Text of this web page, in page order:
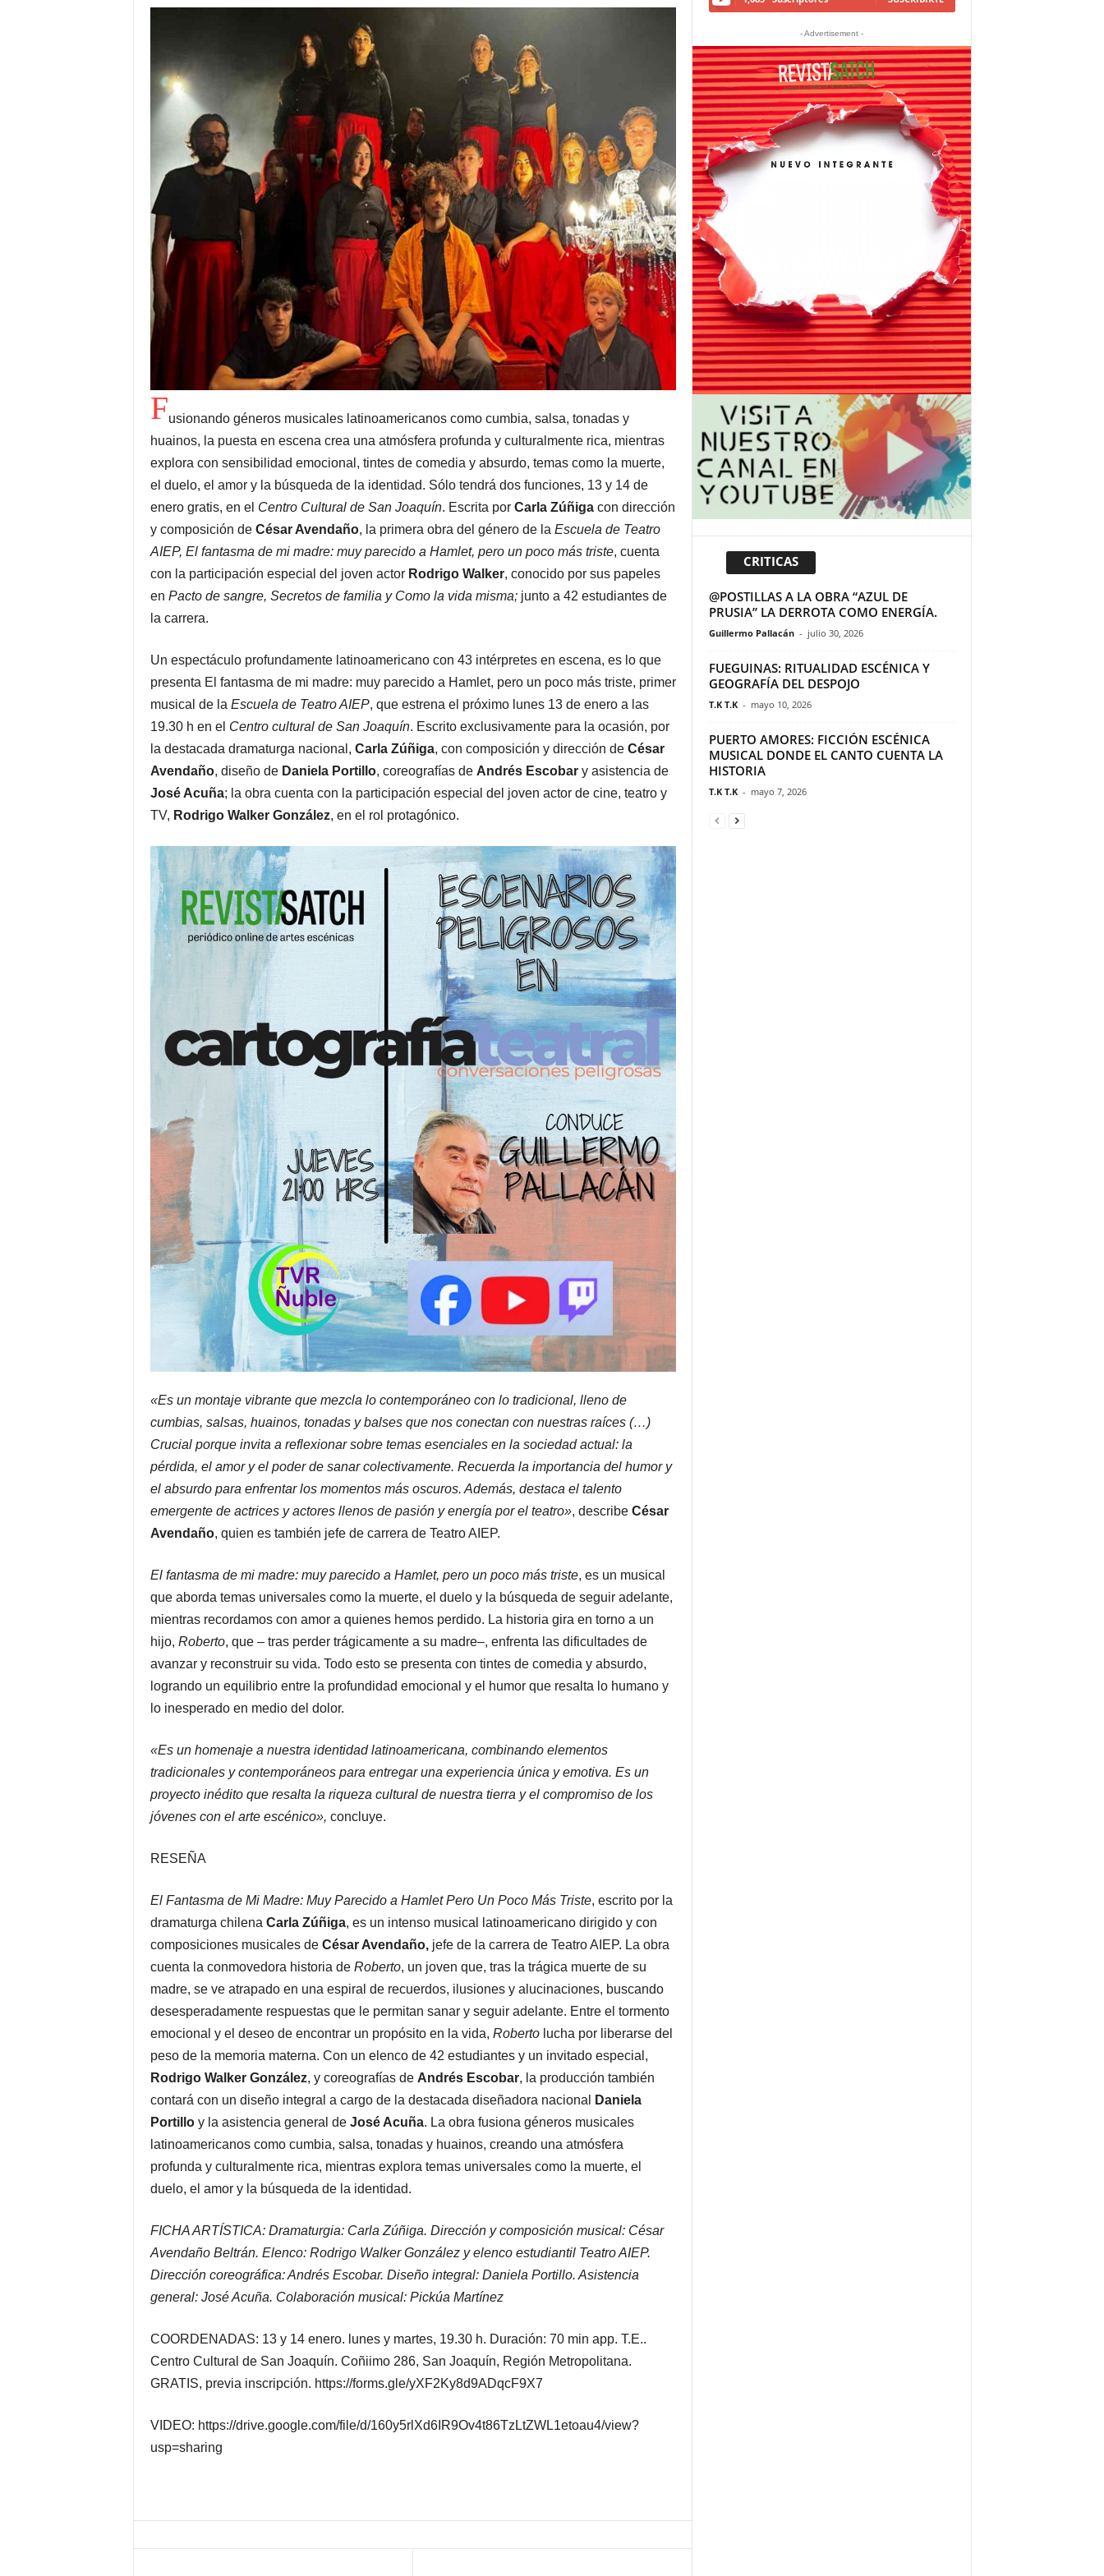
Fusionando géneros musicales latinoamericanos como cumbia, salsa, tonadas y
huainos, la puesta en escena crea una atmósfera profunda y culturalmente rica, mientras
explora con sensibilidad emocional, tintes de comedia y absurdo, temas como la muerte,
el duelo, el amor y la búsqueda de la identidad. Sólo tendrá dos funciones, 13 y 14 de
enero gratis, en el Centro Cultural de San Joaquín. Escrita por Carla Zúñigacon dirección
y composición de César Avendaño, la primera obra del género de la Escuela de Teatro
AIEP, El fantasma de mi madre: muy parecido a Hamlet, pero un poco más triste, cuenta
con la participación especial del joven actor Rodrigo Walker, conocido por sus papeles
en Pacto de sangre, Secretos de familia y Como la vida misma;junto a 42 estudiantes de
la carrera.
Un espectáculo profundamente latinoamericano con 43 intérpretes en escena, es lo que
presenta El fantasma de mi madre: muy parecido a Hamlet, pero un poco más triste, primer
musical de la Escuela de Teatro AIEP, que estrena el próximo lunes 13 de enero a las
19.30 h en el Centro cultural de San Joaquín. Escrito exclusivamente para la ocasión, por
la destacada dramaturga nacional, Carla Zúñiga, con composición y dirección de César
Avendaño, diseño de Daniela Portillo, coreografías de Andrés Escobary asistencia de
José Acuña; la obra cuenta con la participación especial del joven actor de cine, teatro y
TV, Rodrigo Walker González, en el rol protagónico.
«Es un montaje vibrante que mezcla lo contemporáneo con lo tradicional, lleno de
cumbias, salsas, huainos, tonadas y balses que nos conectan con nuestras raíces (…)
Crucial porque invita a reflexionar sobre temas esenciales en la sociedad actual: la
pérdida, el amor y el poder de sanar colectivamente. Recuerda la importancia del humor y
el absurdo para enfrentar los momentos más oscuros. Además, destaca el talento
emergente de actrices y actores llenos de pasión y energía por el teatro», describe César
Avendaño, quien es también jefe de carrera de Teatro AIEP.
El fantasma de mi madre: muy parecido a Hamlet, pero un poco más triste, es un musical
que aborda temas universales como la muerte, el duelo y la búsqueda de seguir adelante,
mientras recordamos con amor a quienes hemos perdido. La historia gira en torno a un
hijo, Roberto, que – tras perder trágicamente a su madre–, enfrenta las dificultades de
avanzar y reconstruir su vida. Todo esto se presenta con tintes de comedia y absurdo,
logrando un equilibrio entre la profundidad emocional y el humor que resalta lo humano y
lo inesperado en medio del dolor.
«Es un homenaje a nuestra identidad latinoamericana, combinando elementos
tradicionales y contemporáneos para entregar una experiencia única y emotiva. Es un
proyecto inédito que resalta la riqueza cultural de nuestra tierra y el compromiso de los
jóvenes con el arte escénico», concluye.
RESEÑA
El Fantasma de Mi Madre: Muy Parecido a Hamlet Pero Un Poco Más Triste, escrito por la
dramaturga chilena Carla Zúñiga, es un intenso musical latinoamericano dirigido y con
composiciones musicales de César Avendaño,jefe de la carrera de Teatro AIEP. La obra
cuenta la conmovedora historia de Roberto, un joven que, tras la trágica muerte de su
madre, se ve atrapado en una espiral de recuerdos, ilusiones y alucinaciones, buscando
desesperadamente respuestas que le permitan sanar y seguir adelante. Entre el tormento
emocional y el deseo de encontrar un propósito en la vida, Robertolucha por liberarse del
peso de la memoria materna. Con un elenco de 42 estudiantes y un invitado especial,
Rodrigo Walker González, y coreografías de Andrés Escobar, la producción también
contará con un diseño integral a cargo de la destacada diseñadora nacional
Daniela
Portilloy la asistencia general de José Acuña. La obra fusiona géneros musicales
latinoamericanos como cumbia, salsa, tonadas y huainos, creando una atmósfera
profunda y culturalmente rica, mientras explora temas universales como la muerte, el
duelo, el amor y la búsqueda de la identidad.
FICHA ARTÍSTICA: Dramaturgia: Carla Zúñiga. Dirección y composición musical: César
Avendaño Beltrán. Elenco: Rodrigo Walker González y elenco estudiantil Teatro AIEP.
Dirección coreográfica: Andrés Escobar. Diseño integral: Daniela Portillo. Asistencia
general: José Acuña. Colaboración musical: Pickúa Martínez
COORDENADAS: 13 y 14 enero. lunes y martes, 19.30 h. Duración: 70 min app. T.E..
Centro Cultural de San Joaquín. Coñiimo 286, San Joaquín, Región Metropolitana.
GRATIS, previa inscripción. https://forms.gle/yXF2Ky8d9ADqcF9X7
VIDEO: https://drive.google.com/file/d/160y5rlXd6IR9Ov4t86TzLtZWL1etoau4/view?
usp=sharing
- Advertisement -
CRITICAS
@POSTILLAS A LA OBRA “AZUL DE
PRUSIA” LA DERROTA COMO ENERGÍA.
Guillermo Pallacán - julio 30, 2026
FUEGUINAS: RITUALIDAD ESCÉNICA Y
GEOGRAFÍA DEL DESPOJO
T.K T.K - mayo 10, 2026
PUERTO AMORES: FICCIÓN ESCÉNICA
MUSICAL DONDE EL CANTO CUENTA LA
HISTORIA
T.K T.K - mayo 7, 2026